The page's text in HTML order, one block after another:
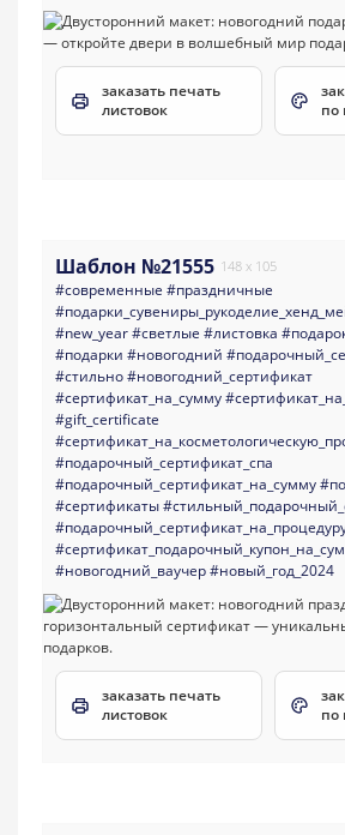
заказать печать
листовок
по
Шаблон №21555 148 x 105
#современные #праздничные
#new_year#светлые #листовка
#подарки #новогодний
#стильно#новогодний_сертификат
#сертификат_на_сумму
#gift_certificate
#подарочный_сертификат_спа
#подарочный_сертификат_на_сумму
#сертификаты
#новогодний_ваучер#новый_год_2024
заказать печать
листовок
по